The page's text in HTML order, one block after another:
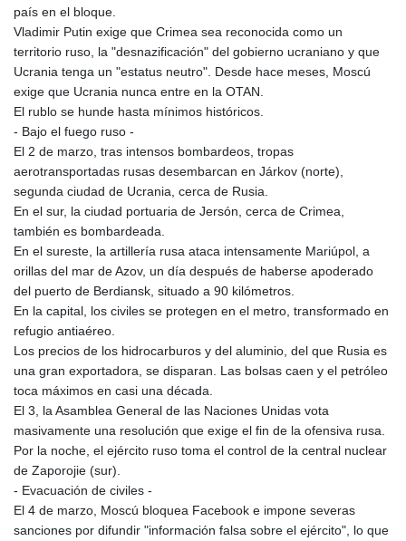
país en el bloque.
Vladimir Putin exige que Crimea sea reconocida como un
territorio ruso, la "desnazificación" del gobierno ucraniano y que
Ucrania tenga un "estatus neutro". Desde hace meses, Moscú
exige que Ucrania nunca entre en la OTAN.
El rublo se hunde hasta mínimos históricos.
- Bajo el fuego ruso -
El 2 de marzo, tras intensos bombardeos, tropas
aerotransportadas rusas desembarcan en Járkov (norte),
segunda ciudad de Ucrania, cerca de Rusia.
En el sur, la ciudad portuaria de Jersón, cerca de Crimea,
también es bombardeada.
En el sureste, la artillería rusa ataca intensamente Mariúpol, a
orillas del mar de Azov, un día después de haberse apoderado
del puerto de Berdiansk, situado a 90 kilómetros.
En la capital, los civiles se protegen en el metro, transformado en
refugio antiaéreo.
Los precios de los hidrocarburos y del aluminio, del que Rusia es
una gran exportadora, se disparan. Las bolsas caen y el petróleo
toca máximos en casi una década.
El 3, la Asamblea General de las Naciones Unidas vota
masivamente una resolución que exige el fin de la ofensiva rusa.
Por la noche, el ejército ruso toma el control de la central nuclear
de Zaporojie (sur).
- Evacuación de civiles -
El 4 de marzo, Moscú bloquea Facebook e impone severas
sanciones por difundir "información falsa sobre el ejército", lo que